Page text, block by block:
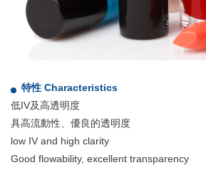
特性 Characteristics
低IV及高透明度
具高流動性、優良的透明度
low IV and high clarity
Good flowability, excellent transparency